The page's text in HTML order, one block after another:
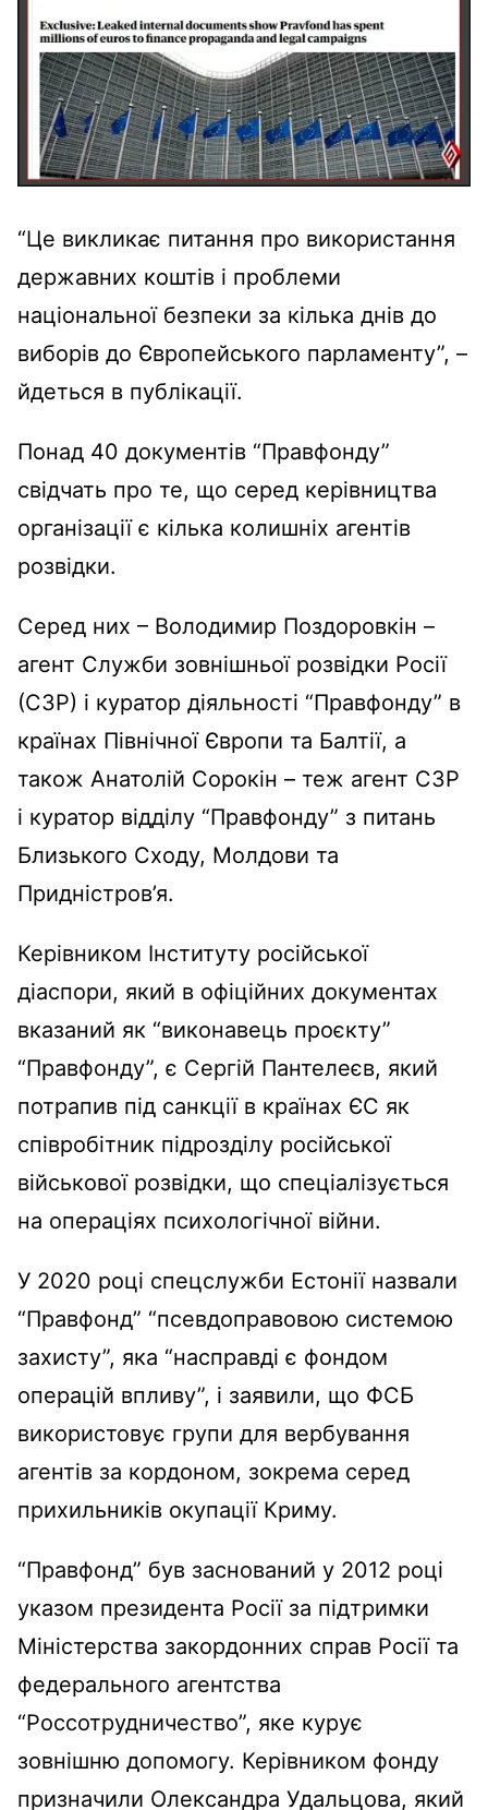
“Це викликає питання про використання
державних коштів і проблеми
національної безпеки за кілька днів до
виборів до Європейського парламенту”, –
йдеться в публікації.
Понад 40 документів “Правфонду”
свідчать про те, що серед керівництва
організації є кілька колишніх агентів
розвідки.
Серед них – Володимир Поздоровкін –
агент Служби зовнішньої розвідки Росії
(СЗР) і куратор діяльності “Правфонду” в
країнах Північної Європи та Балтії, а
також Анатолій Сорокін – теж агент СЗР
і куратор відділу “Правфонду” з питань
Близького Сходу, Молдови та
Придністров’я.
Керівником Інституту російської
діаспори, який в офіційних документах
вказаний як “виконавець проєкту”
“Правфонду”, є Сергій Пантелеєв, який
потрапив під санкції в країнах ЄС як
співробітник підрозділу російської
військової розвідки, що спеціалізується
на операціях психологічної війни.
У 2020 році спецслужби Естонії назвали
“Правфонд” “псевдоправовою системою
захисту”, яка “насправді є фондом
операцій впливу”, і заявили, що ФСБ
використовує групи для вербування
агентів за кордоном, зокрема серед
прихильників окупації Криму.
“Правфонд” був заснований у 2012 році
указом президента Росії за підтримки
Міністерства закордонних справ Росії та
федерального агентства
“Россотрудничество”, яке курує
зовнішню допомогу. Керівником фонду
призначили Олександра Удальцова, який